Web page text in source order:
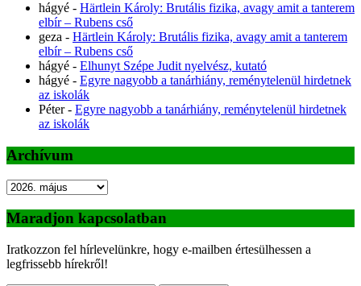
hágyé - Härtlein Károly: Brutális fizika, avagy amit a tanterem
elbír – Rubens cső
geza - Härtlein Károly: Brutális fizika, avagy amit a tanterem
elbír – Rubens cső
hágyé - Elhunyt Szépe Judit nyelvész, kutató
hágyé - Egyre nagyobb a tanárhiány, reménytelenül hirdetnek
az iskolák
Péter- Egyre nagyobb a tanárhiány, reménytelenül hirdetnek
az iskolák
Archívum
Archívum
Maradjon kapcsolatban
Iratkozzon fel hírlevelünkre, hogy e-mailben értesülhessen a
legfrissebb hírekről!